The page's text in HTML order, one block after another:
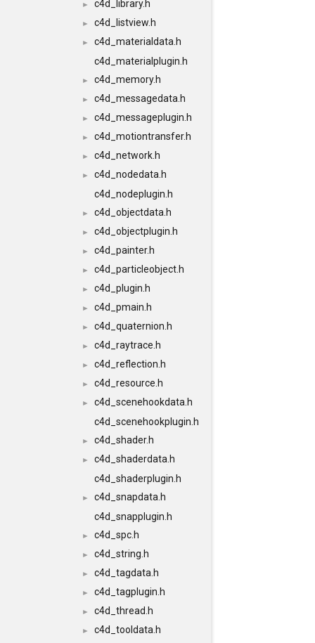
► c4d_library.h
► c4d_listview.h
►
c4d_materialdata.h
c4d_materialplugin.h
► c4d_memory.h
► c4d_messagedata.h
► c4d_messageplugin.h
► c4d_motiontransfer.h
► c4d_network.h
►
c4d_nodedata.h
c4d_nodeplugin.h
► c4d_objectdata.h
► c4d_objectplugin.h
► c4d_painter.h
► c4d_particleobject.h
► c4d_plugin.h
► c4d_pmain.h
► c4d_quaternion.h
► c4d_raytrace.h
► c4d_reflection.h
► c4d_resource.h
►
c4d_scenehookdata.h
c4d_scenehookplugin.h
► c4d_shader.h
►
c4d_shaderdata.h
c4d_shaderplugin.h
►
c4d_snapdata.h
c4d_snapplugin.h
► c4d_spc.h
► c4d_string.h
► c4d_tagdata.h
► c4d_tagplugin.h
► c4d_thread.h
►
c4d_tooldata.h